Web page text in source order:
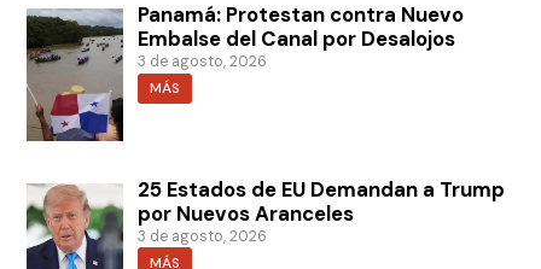
Panamá: Protestan contra Nuevo
Embalse del Canal por Desalojos
3 de agosto, 2026
MÁS
25 Estados de EU Demandan a Trump
por Nuevos Aranceles
3 de agosto, 2026
MÁS